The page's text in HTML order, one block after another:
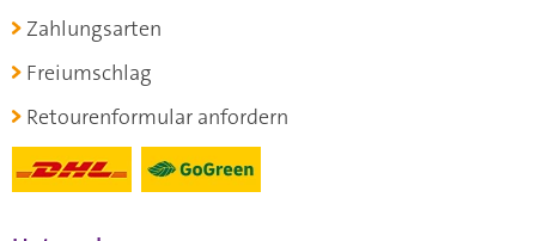
Zahlungsarten
Freiumschlag
Retourenformular anfordern